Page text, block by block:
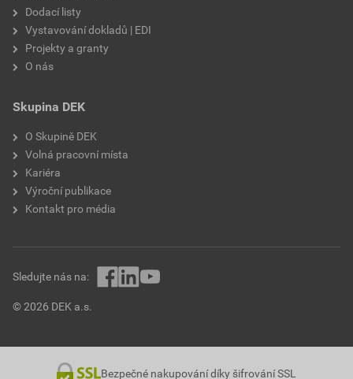
Dodací listy
Vystavování dokladů | EDI
Projekty a granty
O nás
Skupina DEK
O Skupině DEK
Volná pracovní místa
Kariéra
Výroční publikace
Kontakt pro média
© 2026 DEK a.s.
Sledujte nás na:
Bezpečné nakupování díky šifrování SSL